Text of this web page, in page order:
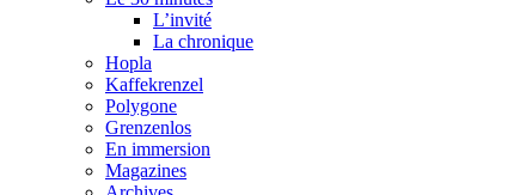
L’invité
La chronique
Hopla
Kaffekrenzel
Polygone
Grenzenlos
En immersion
Magazines